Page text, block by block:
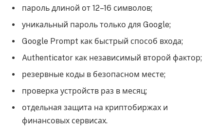
пароль длиной от 12–16 символов;
уникальный пароль только для Google;
Google Prompt как быстрый способ входа;
Authenticator как независимый второй фактор;
резервные коды в безопасном месте;
проверка устройств раз в месяц;
отдельная защита на криптобиржах и
финансовых сервисах.